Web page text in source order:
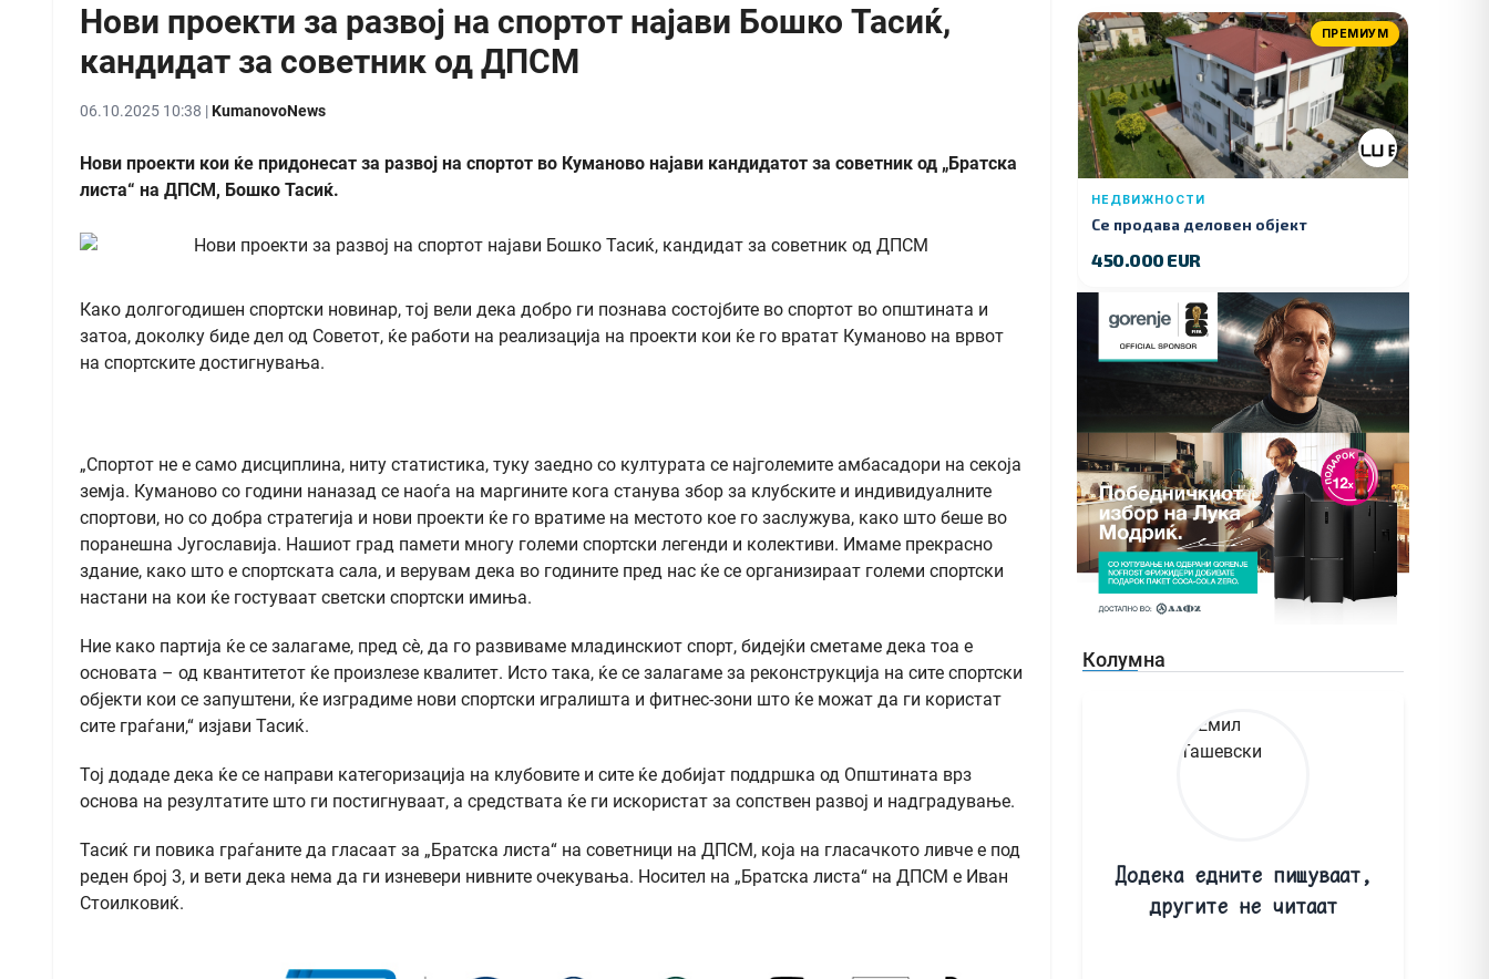
Нови проекти за развој на спортот најави Бошко Тасиќ,
кандидат за советник од ДПСМ
06.10.2025 10:38 |KumanovoNews
Нови проекти кои ќе придонесат за развој на спортот во Куманово најави кандидатот за советник од „Братска
листа“ на ДПСМ, Бошко Тасиќ.
Како долгогодишен спортски новинар, тој вели дека добро ги познава состојбите во спортот во општината и
затоа, доколку биде дел од Советот, ќе работи на реализација на проекти кои ќе го вратат Куманово на врвот
на спортските достигнувања.
„Спортот не е само дисциплина, ниту статистика, туку заедно со културата се најголемите амбасадори на секоја
земја. Куманово со години наназад се наоѓа на маргините кога станува збор за клубските и индивидуалните
спортови, но со добра стратегија и нови проекти ќе го вратиме на местото кое го заслужува, како што беше во
поранешна Југославија. Нашиот град памети многу големи спортски легенди и колективи. Имаме прекрасно
здание, како што е спортската сала, и верувам дека во годините пред нас ќе се организираат големи спортски
настани на кои ќе гостуваат светски спортски имиња.
Ние како партија ќе се залагаме, пред сè, да го развиваме младинскиот спорт, бидејќи сметаме дека тоа е
основата – од квантитетот ќе произлезе квалитет. Исто така, ќе се залагаме за реконструкција на сите спортски
објекти кои се запуштени, ќе изградиме нови спортски игралишта и фитнес-зони што ќе можат да ги користат
сите граѓани,“ изјави Тасиќ.
Тој додаде дека ќе се направи категоризација на клубовите и сите ќе добијат поддршка од Општината врз
основа на резултатите што ги постигнуваат, а средствата ќе ги искористат за сопствен развој и надградување.
Тасиќ ги повика граѓаните да гласаат за „Братска листа“ на советници на ДПСМ, која на гласачкото ливче е под
реден број 3, и вети дека нема да ги изневери нивните очекувања. Носител на „Братска листа“ на ДПСМ е Иван
Стоилковиќ.
ПРЕМИУМ
НЕДВИЖНОСТИ
Се продава деловен објект
450.000 EUR
Колумна
Додека едните пишуваат,
другите не читаат